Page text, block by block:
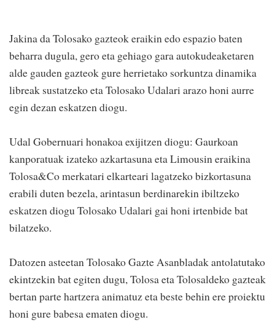
Jakina da Tolosako gazteok eraikin edo espazio baten
beharra dugula, gero eta gehiago gara autokudeaketaren
alde gauden gazteok gure herrietako sorkuntza dinamika
libreak sustatzeko eta Tolosako Udalari arazo honi aurre
egin dezan eskatzen diogu.
Udal Gobernuari honakoa exijitzen diogu: Gaurkoan
kanporatuak izateko azkartasuna eta Limousin eraikina
Tolosa&Co merkatari elkarteari lagatzeko bizkortasuna
erabili duten bezela, arintasun berdinarekin ibiltzeko
eskatzen diogu Tolosako Udalari gai honi irtenbide bat
bilatzeko.
Datozen asteetan Tolosako Gazte Asanbladak antolatutako
ekintzekin bat egiten dugu, Tolosa eta Tolosaldeko gazteak
bertan parte hartzera animatuz eta beste behin ere proiektu
honi gure babesa ematen diogu.